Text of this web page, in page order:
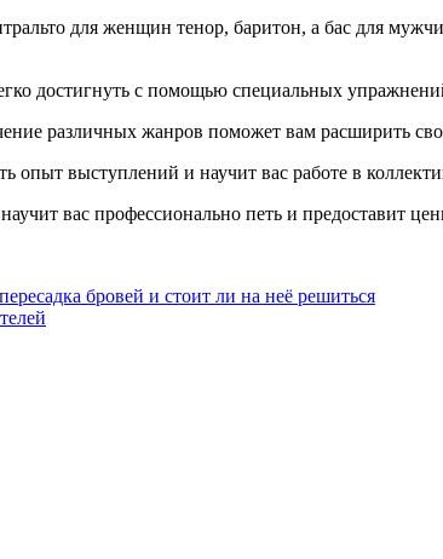
для женщин тенор, баритон, а бас для
достигнуть с помощью специальных
различных жанров поможет вам расширить
выступлений и научит вас работе в
вас профессионально петь и предоставит
бровей и стоит ли на неё решиться